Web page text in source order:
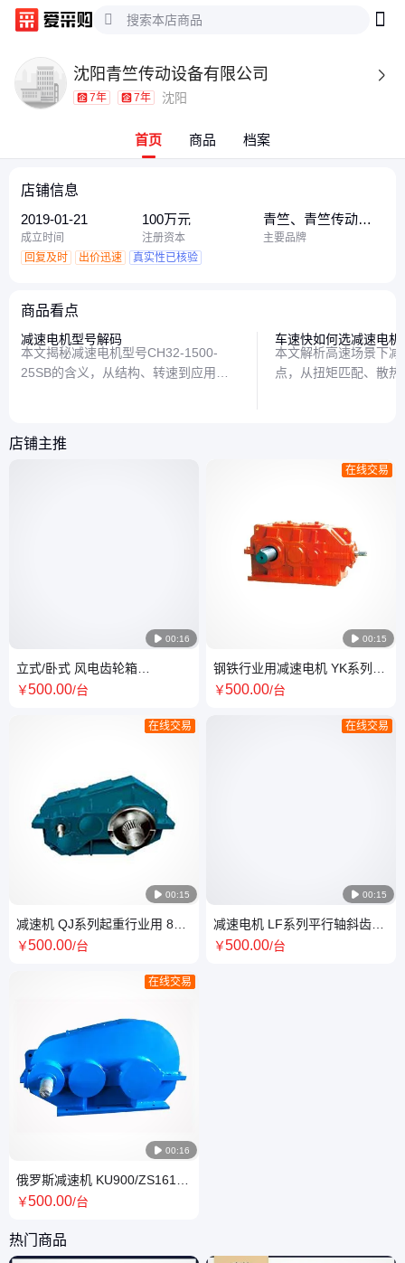
沈阳青竺传动设备有限公司 
7年 7年 沈阳
首页 商品 档案
店铺信息
2019-01-21
成立时间
100万元
注册资本
青竺、青竺传动设
备、青竺传动
主要品牌
回复及时
出价迅速 真实性已核验
商品看点
减速电机型号解码
本文揭秘减速电机型号CH32-1500-
25SB的含义，从结构、转速到应用场
车速快如何选减速电机
本文解析高速场景下
点，从扭矩匹配、散
店铺主推
 00:16
立式/卧式 风电齿轮箱
30/100/200/300Kw 风电机组配
￥500.00/台
 00:15
在线交易
减速机 QJ系列起重行业用 80
吨以上行车行走用
￥500.00/台
 00:16
在线交易
俄罗斯减速机 KU900/ZS1615
高精度蜗轮硬齿面电机
￥500.00/台
 00:15
在线交易
钢铁行业用减速电机 YK系列-
混合机用 推焦机行走
￥500.00/台
 00:15
在线交易
减速电机 LF系列平行轴斜齿轮
减速机 LK螺旋锥齿轮电机 均匀
￥500.00/台
热门商品